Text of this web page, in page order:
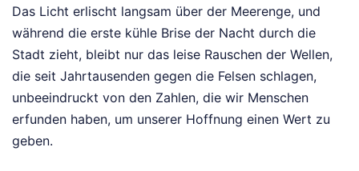
Das Licht erlischt langsam über der Meerenge, und
während die erste kühle Brise der Nacht durch die
Stadt zieht, bleibt nur das leise Rauschen der Wellen,
die seit Jahrtausenden gegen die Felsen schlagen,
unbeeindruckt von den Zahlen, die wir Menschen
erfunden haben, um unserer Hoffnung einen Wert zu
geben.